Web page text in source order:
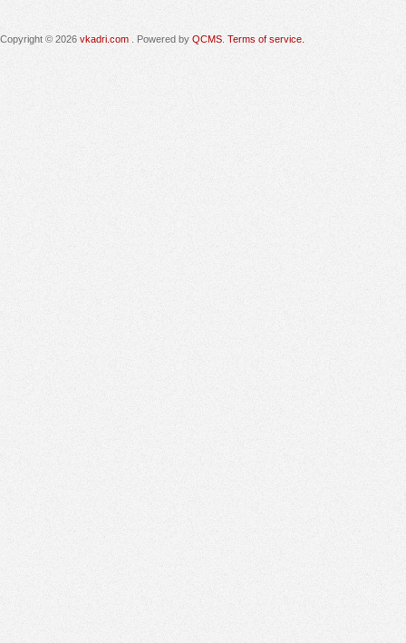
Copyright © 2026 vkadri.com . Powered by QCMS Terms of service.